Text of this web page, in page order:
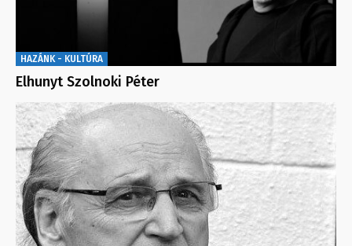
HAZÁNK - KULTÚRA
Elhunyt Szolnoki Péter